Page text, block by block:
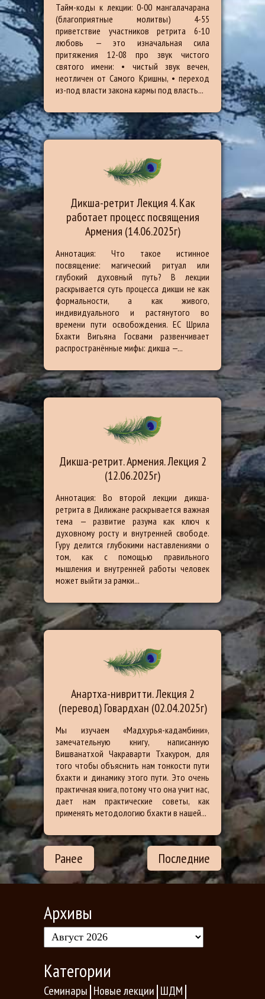
Тайм-коды к лекции: 0-00 мангалачарана
(благоприятные молитвы) 4-55
приветствие участников ретрита 6-10
любовь — это изначальная сила
притяжения 12-08 про звук чистого
святого имени: • чистый звук вечен,
неотличен от Самого Кришны, • переход
из-под власти закона кармы под власть...
Дикша-ретрит Лекция 4. Как
работает процесс посвящения
Армения (14.06.2025г)
Аннотация: Что такое истинное
посвящение: магический ритуал или
глубокий духовный путь? В лекции
раскрывается суть процесса дикши не как
формальности, а как живого,
индивидуального и растянутого во
времени пути освобождения. ЕС Шрила
Бхакти Вигьяна Госвами развенчивает
распространённые мифы: дикша —...
Дикша-ретрит. Армения. Лекция 2
(12.06.2025г)
Аннотация: Во второй лекции дикша-
ретрита в Дилижане раскрывается важная
тема — развитие разума как ключ к
духовному росту и внутренней свободе.
Гуру делится глубокими наставлениями о
том, как с помощью правильного
мышления и внутренней работы человек
может выйти за рамки...
Анартха-нивритти. Лекция 2
(перевод) Говардхан (02.04.2025г)
Мы изучаем «Мадхурья-кадамбини»,
замечательную книгу, написанную
Вишванатхой Чакраварти Тхакуром, для
того чтобы объяснить нам тонкости пути
бхакти и динамику этого пути. Это очень
практичная книга, потому что она учит нас,
дает нам практические советы, как
применять методологию бхакти в нашей...
Последние
Ранее
Архивы
Категории
Семинары Новые лекции ШДМ